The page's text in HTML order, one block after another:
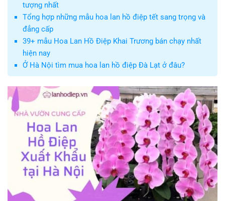
tượng nhất
Tổng hợp những mẫu hoa lan hồ điệp tết sang trọng và
đẳng cấp
39+ mẫu Hoa Lan Hồ Điệp Khai Trương bán chạy nhất
hiện nay
Ở Hà Nội tìm mua hoa lan hồ điệp Đà Lạt ở đâu?